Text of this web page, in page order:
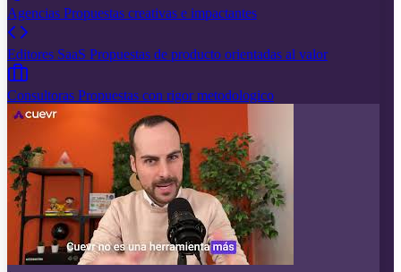
Agencias Propuestas creativas e impactantes
Editores SaaS Propuestas de producto orientadas al valor
Consultoras Propuestas con rigor metodologico